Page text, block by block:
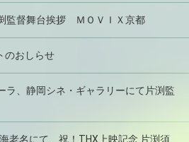
監督舞台挨拶 ＭＯＶＩＸ京都
のおしらせ
ラ、静岡シネ・ギャラリーにて片渕監
老名にて、祝！THX上映記念 片渕須